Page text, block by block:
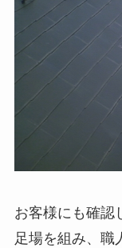
お客様にも確認
足場を組み、職